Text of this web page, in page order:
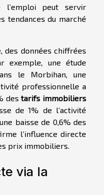
l’emploi peut servir
tendances du marché
des données chiffrées
exemple, une étude
le Morbihan, une
professionnelle a
destarifs immobiliers
de 1% de l’activité
baisse de 0,6% des
l’influence directe
prix immobiliers.
via la